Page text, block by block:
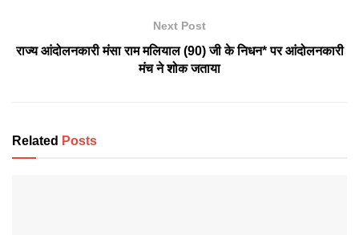
Next Post
राज्य आंदोलनकारी मंसा राम मलियाल (90) जी के निधन* पर आंदोलनकारी
मंच ने शोक जताया
Related Posts